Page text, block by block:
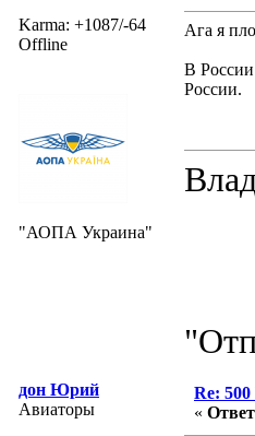
Karma: +1087/-64
Offline
"АОПА Украина"
Ага я
В
России.
L-
дон Юрий
Авиаторы
Re:
«